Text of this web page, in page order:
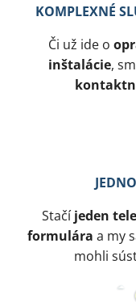
KOMPLEXNÉ
Či už ide o
inštalácie,
Stačíjeden
formulára a my
mohli